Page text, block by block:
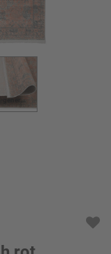
KI-generiert